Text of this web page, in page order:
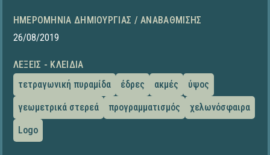
ΗΜΕΡΟΜΗΝΊΑ ΔΗΜΙΟΥΡΓΊΑΣ / ΑΝΑΒΆΘΜΙΣΗΣ
26/08/2019
ΛΈΞΕΙΣ - ΚΛΕΙΔΙΆ
τετραγωνική πυραμίδα
έδρες ακμές
ύψος
γεωμετρικά στερεά
προγραμματισμός
χελωνόσφαιρα
Logo